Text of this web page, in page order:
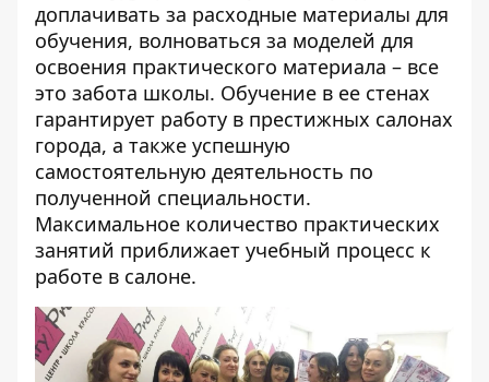
доплачивать за расходные материалы для
обучения, волноваться за моделей для
освоения практического материала – все
это забота школы. Обучение в ее стенах
гарантирует работу в престижных салонах
города, а также успешную
самостоятельную деятельность по
полученной специальности.
Максимальное количество практических
занятий приближает учебный процесс к
работе в салоне.